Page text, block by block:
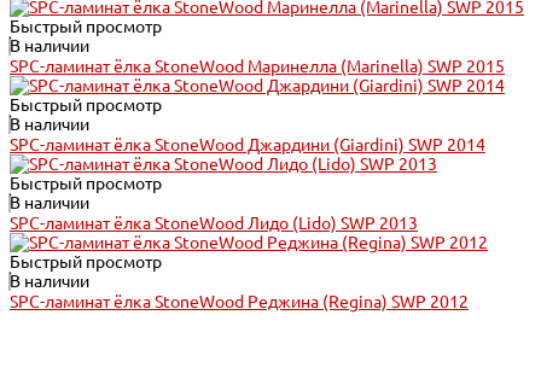
Быстрый просмотр
В наличии
SPC-ламинат ёлка StoneWood Маринелла (Marinella) SWP 2015
Быстрый просмотр
В наличии
SPC-ламинат ёлка StoneWood Джардини (Giardini) SWP 2014
Быстрый просмотр
В наличии
SPC-ламинат ёлка StoneWood Лидо (Lido) SWP 2013
Быстрый просмотр
В наличии
SPC-ламинат ёлка StoneWood Реджина (Regina) SWP 2012